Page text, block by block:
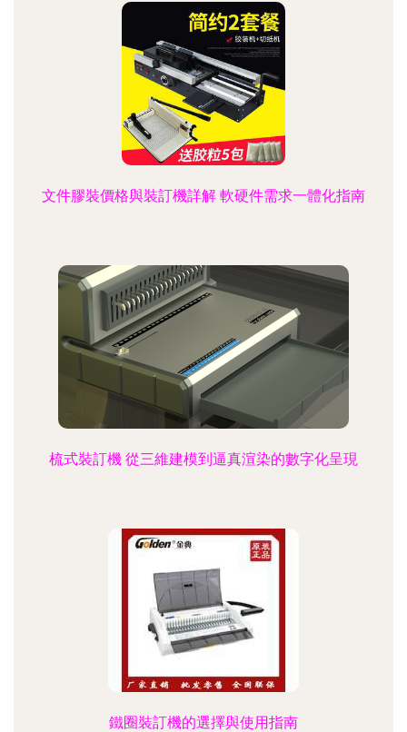
文件膠裝價格與裝訂機詳解 軟硬件需求一體化指南
梳式裝訂機 從三維建模到逼真渲染的數字化呈現
鐵圈裝訂機的選擇與使用指南